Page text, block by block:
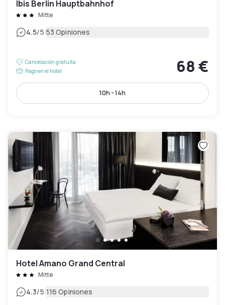
Ibis Berlin Hauptbahnhof
Mitte
4.5/5|53 Opiniones
Cancelación gratuita
Pago en el hotel
68 €
10h - 14h
Hotel Amano Grand Central
Mitte
4.3/5|116 Opiniones